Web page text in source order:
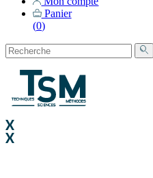
Panier
(0)